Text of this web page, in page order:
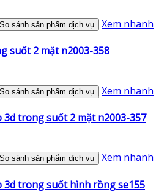
So sánh sản phẩm dịch vụ Xem nhanh
suốt 2 mặt n2003-358
So sánh sản phẩm dịch vụ Xem nhanh
3d trong suốt 2 mặt n2003-357
So sánh sản phẩm dịch vụ Xem nhanh
3d trong suốt hình rồng se155